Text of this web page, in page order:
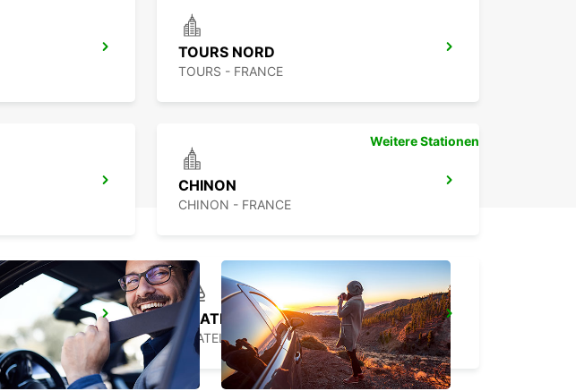
TOURS NORD
TOURS - FRANCE
CHINON
CHINON - FRANCE
CHATELLERAULT BAHNHOF
CHATELLERAULT - FRANCE
Weitere Stationen